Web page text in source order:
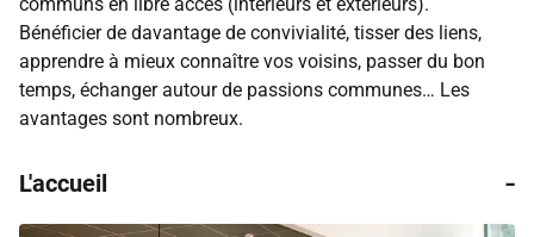
Bénéficier de davantage de convivialité, tisser des liens,
apprendre à mieux connaître vos voisins, passer du bon
temps, échanger autour de passions communes… Les
avantages sont nombreux.
L'accueil -